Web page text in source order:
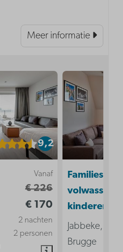
Meer informatie
9,2
Vanaf
€ 226
€ 170
2 nachten
2 personen
Familiesuite
kinderen
Jabbeke,
Brugge